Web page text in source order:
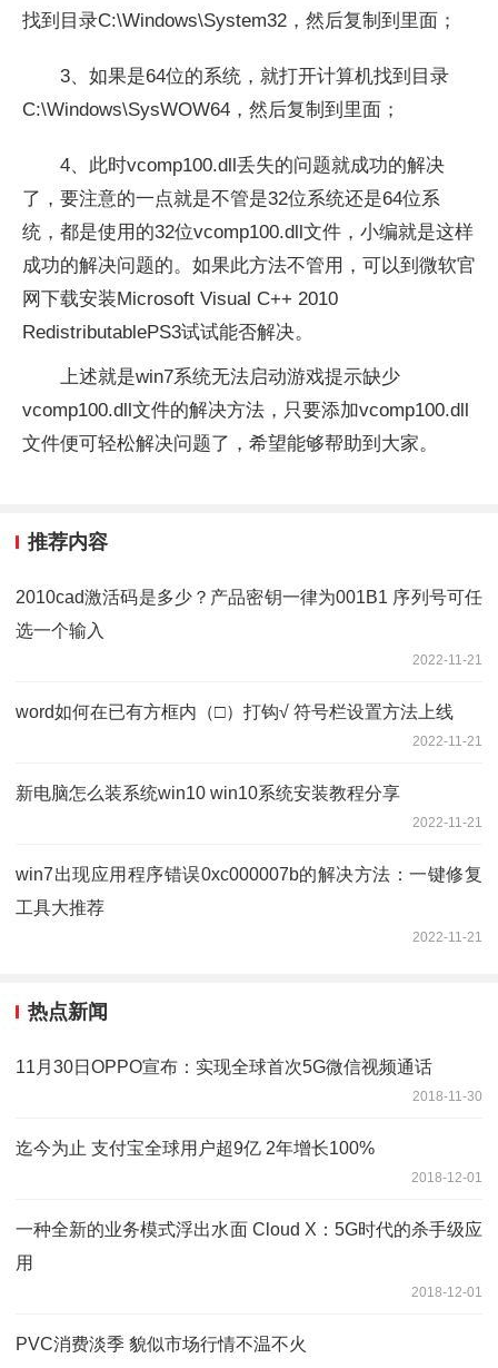
找到目录C:\Windows\System32，然后复制到里面；
3、如果是64位的系统，就打开计算机找到目录
C:\Windows\SysWOW64，然后复制到里面；
4、此时vcomp100.dll丢失的问题就成功的解决
了，要注意的一点就是不管是32位系统还是64位系
统，都是使用的32位vcomp100.dll文件，小编就是这样
成功的解决问题的。如果此方法不管用，可以到微软官
网下载安装Microsoft Visual C++ 2010
RedistributablePS3试试能否解决。
上述就是win7系统无法启动游戏提示缺少
vcomp100.dll文件的解决方法，只要添加vcomp100.dll
文件便可轻松解决问题了，希望能够帮助到大家。
推荐内容
2010cad激活码是多少？产品密钥一律为001B1 序列号可任
选一个输入
2022-11-21
word如何在已有方框内（□）打钩√ 符号栏设置方法上线
2022-11-21
新电脑怎么装系统win10 win10系统安装教程分享
2022-11-21
win7出现应用程序错误0xc000007b的解决方法：一键修复
工具大推荐
2022-11-21
热点新闻
11月30日OPPO宣布：实现全球首次5G微信视频通话
2018-11-30
迄今为止 支付宝全球用户超9亿 2年增长100%
2018-12-01
一种全新的业务模式浮出水面 Cloud X：5G时代的杀手级应
用
2018-12-01
PVC消费淡季 貌似市场行情不温不火